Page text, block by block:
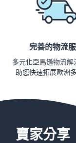
完善的物流
多元化亞馬遜物流解
助您快速拓展歐洲
賣家分享